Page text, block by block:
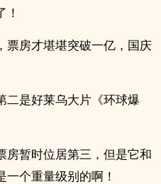
票房才堪堪突破一亿，国庆
二是好莱乌大片《环球爆
房暂时位居第三，但是它和
个重量级别的啊！